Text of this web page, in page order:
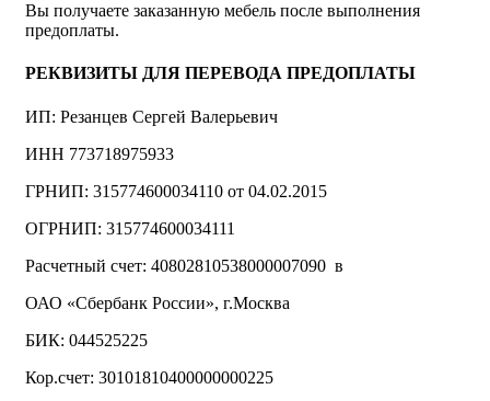
Вы получаете заказанную мебель после выполнения
предоплаты.
РЕКВИЗИТЫ ДЛЯ ПЕРЕВОДА ПРЕДОПЛАТЫ
ИП: Резанцев Сергей Валерьевич
ИНН 773718975933
ГРНИП: 315774600034110 от 04.02.2015
ОГРНИП: 315774600034111
Расчетный счет: 40802810538000007090 в
ОАО «Сбербанк России», г.Москва
БИК: 044525225
Кор.счет: 30101810400000000225